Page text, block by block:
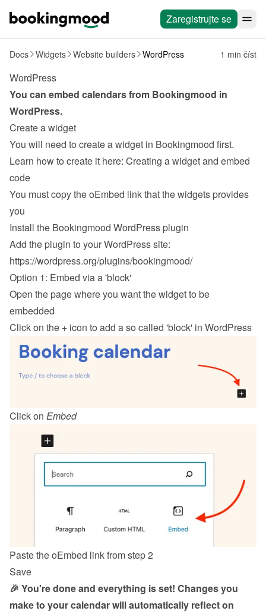
Zaregistrujte se
Docs Widgets Website builders WordPress 1 min číst
WordPress
WordPress.
Create a widget
You will need to create a widget in Bookingmood first.
Learn how to create it here: Creating a widget and embed
code
You must copy the oEmbed link that the widgets provides
you
Install the Bookingmood WordPress plugin
https://wordpress.org/plugins/bookingmood/
Option 1: Embed via a 'block'
Open the page where you want the widget to be
embedded
Click on the + icon to add a so called 'block' in WordPress
Click on Embed
Paste the oEmbed link from step 2
Save
🎉 You're done and everything is set! Changes you
make to your calendar will automatically reflect on